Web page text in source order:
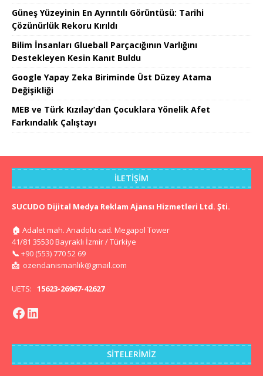
Güneş Yüzeyinin En Ayrıntılı Görüntüsü: Tarihi
Çözünürlük Rekoru Kırıldı
Bilim İnsanları Glueball Parçacığının Varlığını
Destekleyen Kesin Kanıt Buldu
Google Yapay Zeka Biriminde Üst Düzey Atama
Değişikliği
MEB ve Türk Kızılay’dan Çocuklara Yönelik Afet
Farkındalık Çalıştayı
İLETIŞIM
SUCUDO Dijital Medya Reklam Ajansı Hizmetleri Ltd. Şti.
🏠 Adalet mah. Anadolu cad. Megapol Tower
41/81 35530 Bayraklı İzmir / Türkiye
📞 +90 (553) 770 52 69
📩 ozendanismanlik@gmail.com
UETS: 15623-26967-42627
SITELERIMIZ